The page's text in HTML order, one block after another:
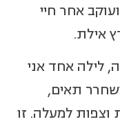
אחר חיי
אילת.
לילה אחד אני
תאים,
למעלה. זו